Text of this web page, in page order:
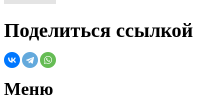
Поделиться ссылкой
Меню